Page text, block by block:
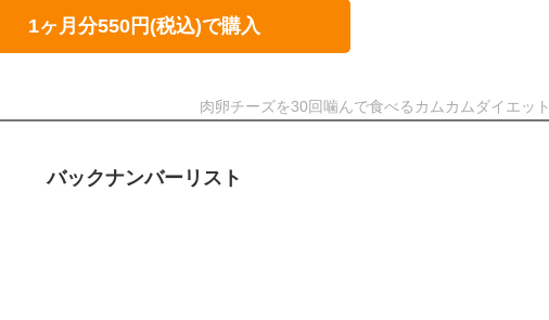
1ヶ月分550円(税込)で購入
肉卵チーズを30回噛んで食べるカムカムダイエット
バックナンバーリスト